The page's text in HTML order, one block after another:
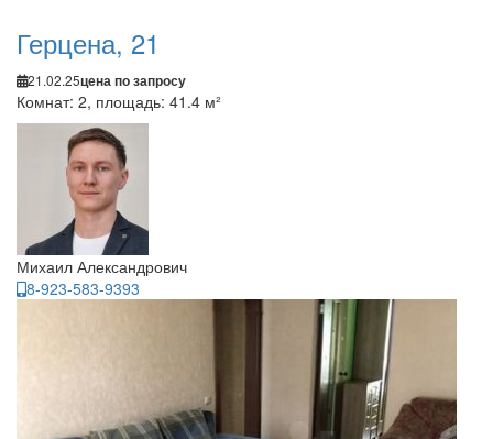
Герцена, 21
21.02.25цена по запросу
Комнат: 2, площадь: 41.4 м²
Михаил Александрович
8-923-583-9393